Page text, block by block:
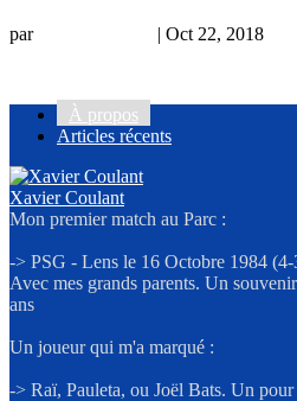
par | Oct 22, 2018
À propos
Articles récents
Xavier Coulant
Mon premier match au Parc :
-> PSG - Lens le 16 Octobre 1984 (4-
Avec mes grands parents. Un
ans
Un joueur qui m'a marqué :
-> Raï, Pauleta, ou Joël Bats. Un pour